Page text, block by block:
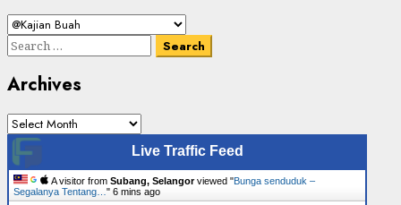
Cari
Senarai
Search
Archives
Archives
Live Traffic Feed
A visitor from Subang, Selangorviewed "Bunga senduduk –
Segalanya Tentang… " 6 mins ago